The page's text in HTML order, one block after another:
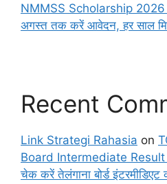
NMMSS Scholarship
अगस्त तक करें आवेदन, हर साल
Recent
Link Strategi Rahasia on
Board Intermediate
चेक करें तेलंगाना बोर्ड इंटरमीडिएट